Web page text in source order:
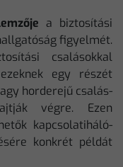
a biztosítási
figyelmét.
csalásokkal
egy részét
horderejű csalás-
végre. Ezen
kapcsolatiháló-
konkrét példát